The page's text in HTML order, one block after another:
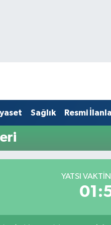
Sağlık Resmi
YATSI